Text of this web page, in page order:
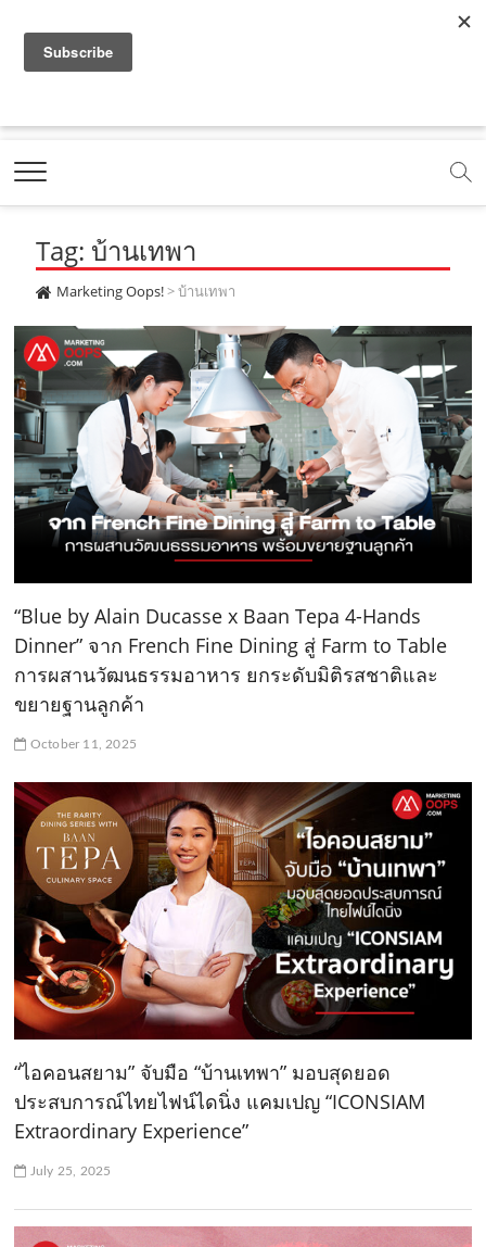
a
e
b
o
o
k
.
c
o
m
o
t
b
e
.
c
o
m
.
o
e
m
e
t
g
r
a
m
.
c
o
m
t
k
c
o
m
Marketing Oops!
DIGITAL | CREATIVE | ADVERTISING | CAMPAIGN |
Tag: บ้านเทพา
Marketing Oops!>บ้านเทพา
“Blue by Alain Ducasse x Baan Tepa 4-Hands
Dinner” จาก French Fine Dining สู่ Farm to Table
การผสานวัฒนธรรมอาหาร ยกระดับมิติรสชาติและ
ขยายฐานลูกค้า
October 11, 2025
“ไอคอนสยาม” จับมือ “บ้านเทพา” มอบสุดยอด
ประสบการณ์ไทยไฟน์ไดนิ่ง แคมเปญ “ICONSIAM
Extraordinary Experience”
July 25, 2025